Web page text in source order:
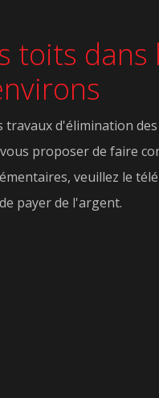
dans
d'élimination
proposer de faire
veuillez le
payer de l'argent.